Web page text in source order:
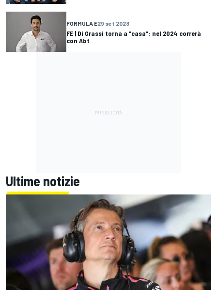
FORMULA E29 set 2023
FE | Di Grassi torna a "casa": nel 2024 correrà
con Abt
Ultime notizie